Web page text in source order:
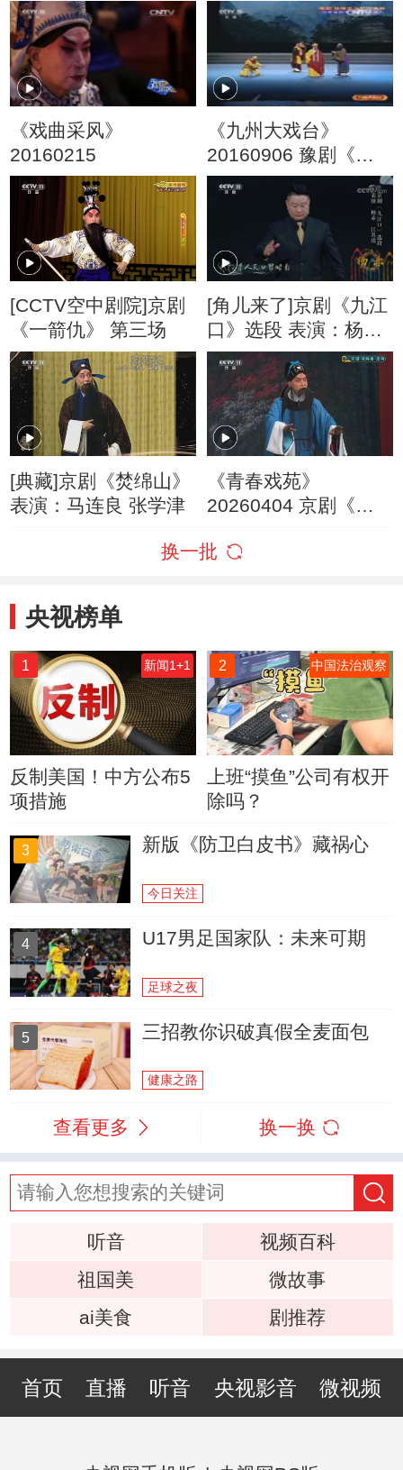
《戏曲采风》
20160215
《九州大戏台》
20160906 豫剧《孙
悟空三打白骨精》
[CCTV空中剧院]京剧
《一箭仇》 第三场
[角儿来了]京剧《九江
口》选段 表演：杨赤
江其虎
[典藏]京剧《焚绵山》
表演：马连良 张学津
《青春戏苑》
20260404 京剧《焚
换一批
央视榜单
1 新闻1+1
反制美国！中方公布5
项措施
2 中国法治观察
上班“摸鱼”公司有权开
除吗？
3 新版《防卫白皮书》藏祸心
今日关注
4 U17男足国家队：未来可期
足球之夜
5 三招教你识破真假全麦面包
健康之路
查看更多 换一换
听音
视频百科
祖国美
微故事
ai美食
剧推荐
首页 直播 听音 央视影音 微视频